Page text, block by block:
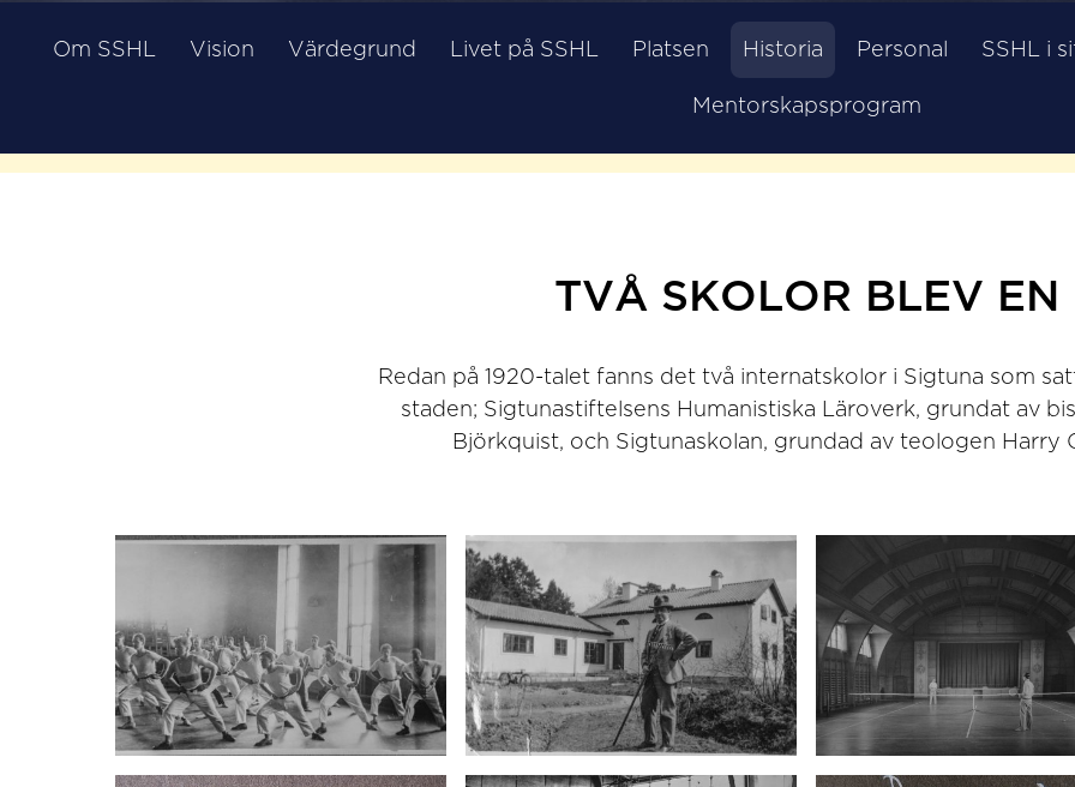
Om SSHL Vision Värdegrund Livet på SSHL Platsen Historia Personal SSHL i
Mentorskapsprogram
TVÅ SKOLOR BLEV EN
Redan på 1920-talet fanns det två internatskolor i Sigtuna som
staden; Sigtunastiftelsens Humanistiska Läroverk, grundat av
Björkquist, och Sigtunaskolan, grundad av teologen Harry